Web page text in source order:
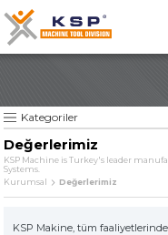
Ürünler
Çözümler
Medya Merkezi
KSP MACHINEKATEGORİLER » Solventli
» Diğer Makine
» Tüm Ürünler
Kategoriler
Değerlerimiz
KSP Machine is Turkey's leader
Systems.
Kurumsal
Değerlerimiz
KSP Makine, tüm faaliyetlerinde